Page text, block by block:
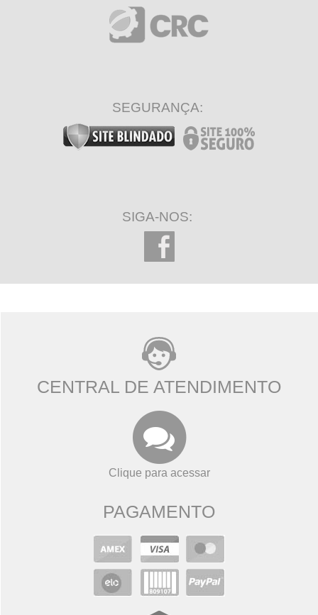
SEGURANÇA:
SIGA-NOS:
CENTRAL DE ATENDIMENTO
Clique para acessar
PAGAMENTO